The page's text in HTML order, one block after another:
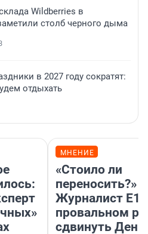
Wildberries в
столб черного дыма
в 2027 году сократят:
отдыхать
МНЕНИЕ
«Стоило ли
переносить?»
Журналист
провальном
сдвинуть День